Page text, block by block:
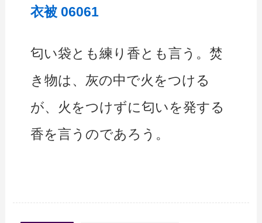
衣被 06061
匂い袋とも練り香とも言う。焚
き物は、灰の中で火をつける
が、火をつけずに匂いを発する
香を言うのであろう。